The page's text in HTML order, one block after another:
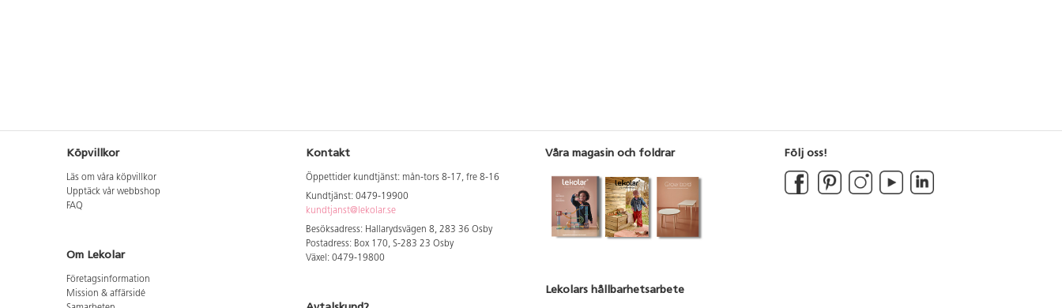
Köpvillkor
Läs om våra köpvillkor
Upptäck vår webbshop
FAQ
Om Lekolar
Företagsinformation
Mission & affärsidé
Kontakt
Öppettider kundtjänst: mån-tors 8-17, fre 8-16
Kundtjänst: 0479-19900
kundtjanst@lekolar.se
Besöksadress: Hallarydsvägen 8, 283 36 Osby
Postadress: Box 170, S-283 23 Osby
Växel: 0479-19800
Våra magasin och foldrar
Lekolars hållbarhetsarbete
Följ oss!